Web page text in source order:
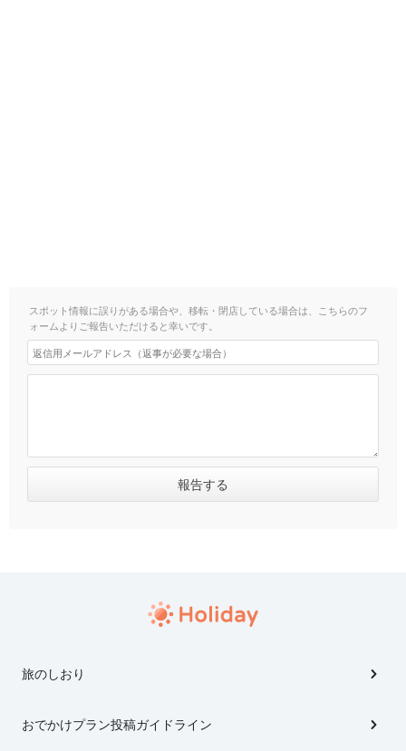
スポット情報に誤りがある場合や、移転・閉店している場合は、こちらのフ
ォームよりご報告いただけると幸いです。
旅のしおり
おでかけプラン投稿ガイドライン